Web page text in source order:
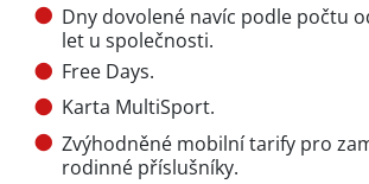
Dny dovolené navíc podle počtu
let u společnosti.
Free Days.
Karta MultiSport.
Zvýhodněné mobilní tarify pro
rodinné příslušníky.